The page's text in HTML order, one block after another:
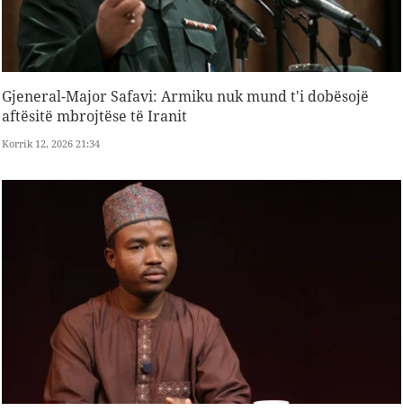
Gjeneral-Major Safavi: Armiku nuk mund t'i dobësojë
aftësitë mbrojtëse të Iranit
Korrik 12, 2026 21:34